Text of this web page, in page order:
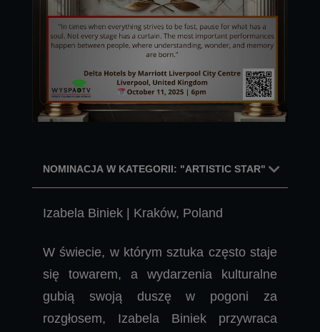
NOMINACJA W KATEGORII: "ARTISTIC STAR"
Izabela Biniek | Kraków, Poland
W świecie, w którym sztuka często staje
się towarem, a wydarzenia kulturalne
gubią swoją duszę w pogoni za
rozgłosem, Izabela Biniek przywraca